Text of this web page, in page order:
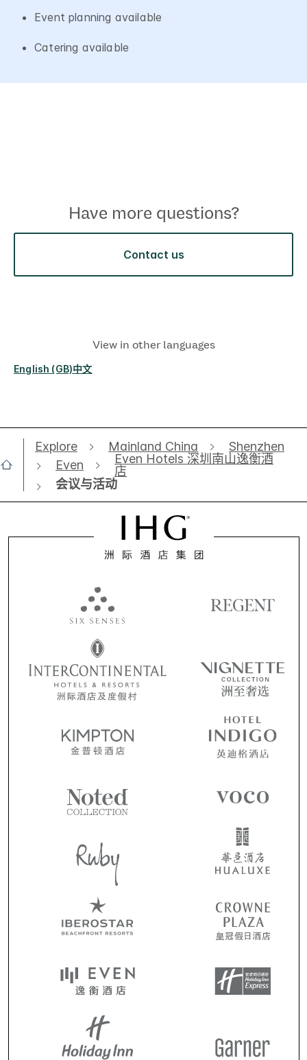
Event planning available
Catering available
Have more questions?
Contact us
View in other languages
English (GB)中文
Explore Mainland China
Shenzhen
Even
Even Hotels 深圳南山逸衡酒
店
会议与活动